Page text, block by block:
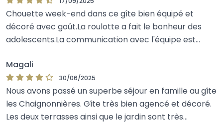
À moins de 10 minutes en voiture
d’Avranches, vous y trouverez tous les commerces de
proximité nécessaires : boulangeries, supermarchés,
Aperçu
À 5 minutes du Karting / Paintball du Parc: 40 karts
Chouette week-end dans ce gîte bien équipé et
décoré avec goût.La roulotte a fait le bonheur des
adolescents.La communication avec l'équipe est
Magali
30/06/2025
Nous avons passé un superbe séjour en famille au gîte
les Chaignonnières. Gîte très bien agencé et décoré.
Les deux terrasses ainsi que le jardin sont très